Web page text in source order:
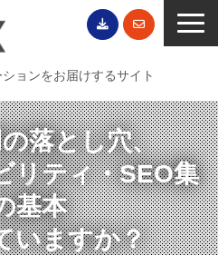
ョンをお届けするサイト
TOP
ビス一覧
入事例
ブログ
セミナー
落とし穴、
リティ・SEO集
基本
いますか？